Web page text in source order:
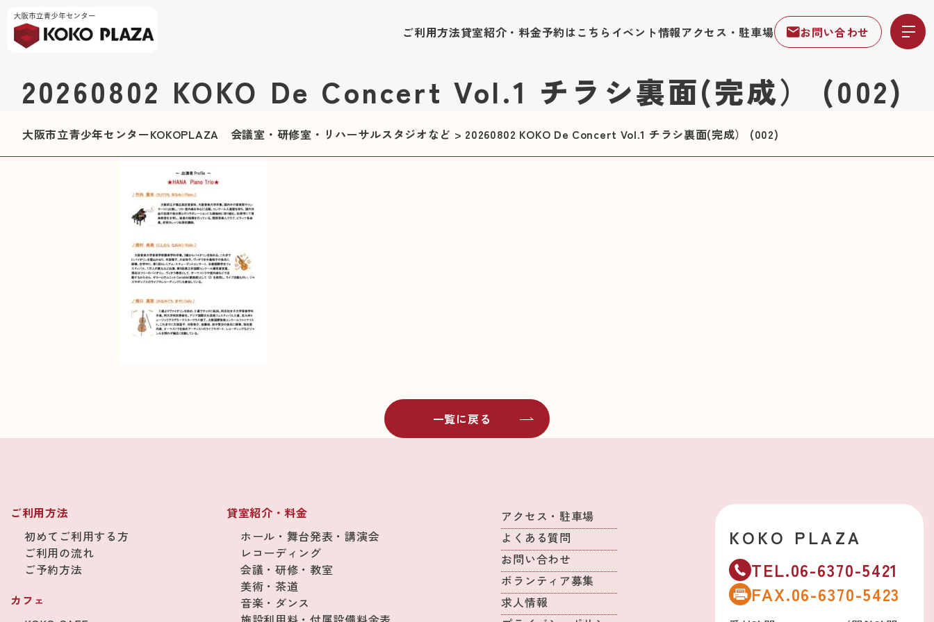
ご利用方法貸室紹介・料金予約はこちら イベント情報アクセス・駐車場 お問い合わせ
20260802 KOKO De Concert Vol.1 チラシ裏面(完成） (002)
大阪市立青少年センターKOKOPLAZA 会議室・研修室・リハーサルスタジオなど > 20260802 KOKO De Concert Vol.1 チラシ裏面(完成） (002)
一覧に戻る
ご利用方法
初めてご利用する方
ご利用の流れ
ご予約方法
カフェ
貸室紹介・料金
ホール・舞台発表・講演会
レコーディング
会議・研修・教室
美術・茶道
音楽・ダンス
アクセス・駐車場
よくある質問
お問い合わせ
ボランティア募集
求人情報
KOKO PLAZA
TEL.06-6370-5421
FAX.06-6370-5423